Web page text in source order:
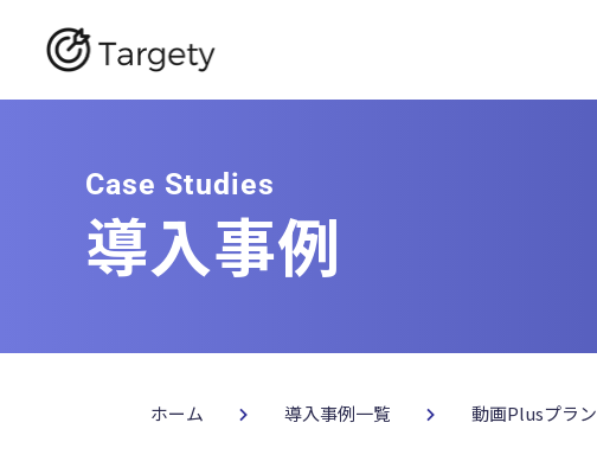
Case Studies
導入事例
ホーム 導入事例一覧 動画Plusプラン